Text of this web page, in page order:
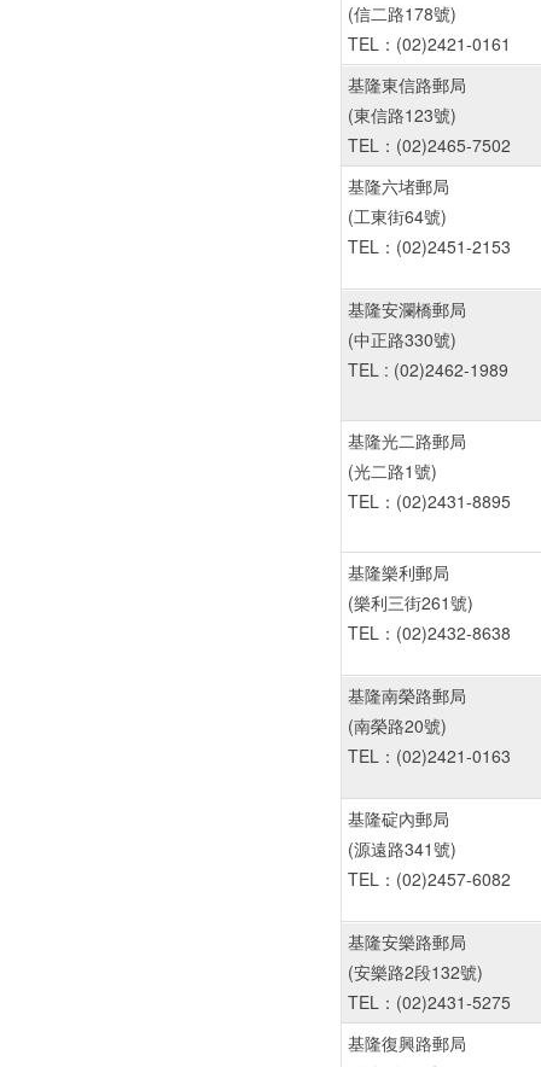
(信二路178號)
TEL：(02)2421-0161
基隆東信路郵局
(東信路123號)
TEL：(02)2465-7502
基隆六堵郵局
(工東街64號)
TEL：(02)2451-2153
基隆安瀾橋郵局
(中正路330號)
TEL : (02)2462-1989
基隆光二路郵局
(光二路1號)
TEL：(02)2431-8895
基隆樂利郵局
(樂利三街261號)
TEL：(02)2432-8638
基隆南榮路郵局
(南榮路20號)
TEL：(02)2421-0163
基隆碇內郵局
(源遠路341號)
TEL：(02)2457-6082
基隆安樂路郵局
(安樂路2段132號)
TEL：(02)2431-5275
基隆復興路郵局